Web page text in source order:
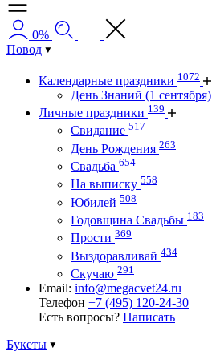
0%
Повод
Календарные праздники 1072
День Знаний (1 сентября)
Личные праздники 139
Свидание 517
День Рождения 263
Свадьба 654
На выписку 558
Юбилей 508
Годовщина Свадьбы 183
Прости 369
Выздоравливай 434
Скучаю 291
Email: info@megacvet24.ru
Телефон +7 (495) 120-24-30
Есть вопросы? Написать
Букеты